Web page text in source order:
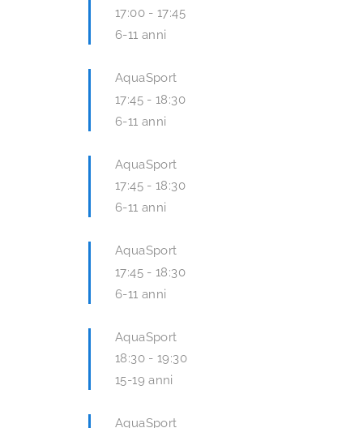
17:00 -17:45
6-11 anni
AquaSport
17:45 -18:30
6-11 anni
AquaSport
17:45 -18:30
6-11 anni
AquaSport
17:45 -18:30
6-11 anni
AquaSport
18:30 -19:30
15-19 anni
AquaSport